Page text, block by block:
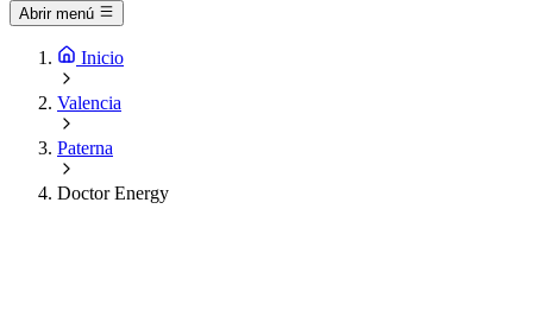
Abrir menú
Inicio
Valencia
Paterna
Doctor Energy